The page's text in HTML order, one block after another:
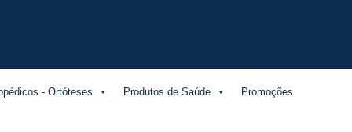
- Ortóteses Produtos de Saúde Promoções